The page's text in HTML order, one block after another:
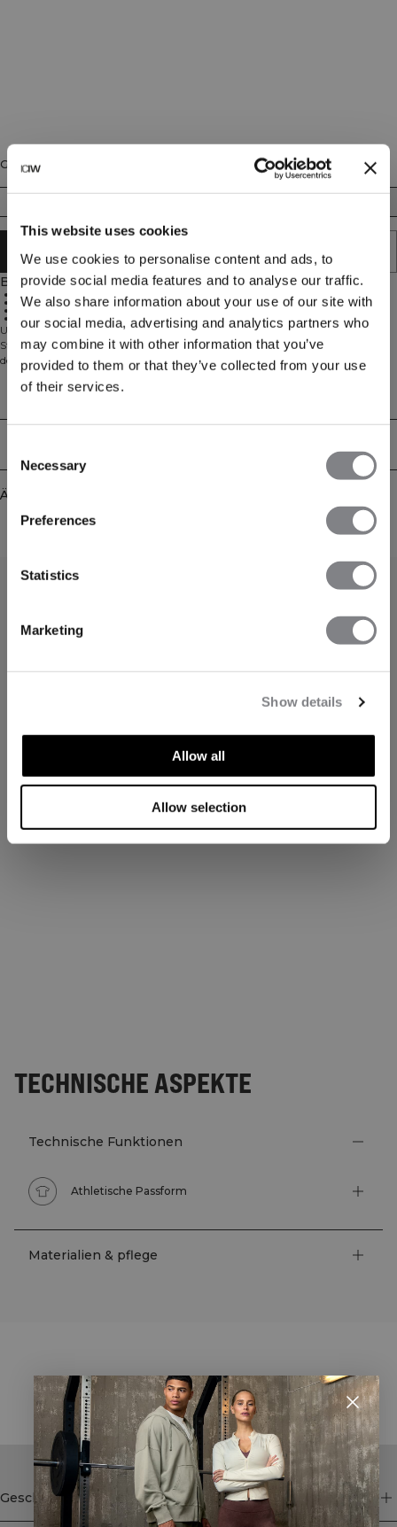
This website uses cookies
We use cookies to personalise content and ads, to
provide social media features and to analyse our traffic.
We also share information about your use of our site with
our social media, advertising and analytics partners who
may combine it with other information that you’ve
provided to them or that they’ve collected from your use
of their services.
Selection
Necessary
Preferences
Statistics
Marketing
Show details
Allow all
Allow selection
Größe
IN DEN WARENKORB LEGEN
Beschreibung
Nahtlose Strings
Gerippter Bund
Recycelte Materialien
2er-Pack
Unterschätze nicht, was gute Unterwäsche ausmacht. Diese nahtlosen
Strings sind weich und bequem, damit sie beim Training nicht stören. Durch
den gerippten Bund mit ICIW-Logo rutschen sie nicht. Erhältlich in
verschiedenen Farben ganz nach Wunsch. Im 2er-Pack String-Modell aus
Recyclingmaterial. 92% Nylon, 8% Elastan
Technical Aspects
Ähnliche Produkte
TECHNISCHE ASPEKTE
Technische Funktionen
Athletische Passform
Materialien & pflege
STYLE WITH
Geschäft